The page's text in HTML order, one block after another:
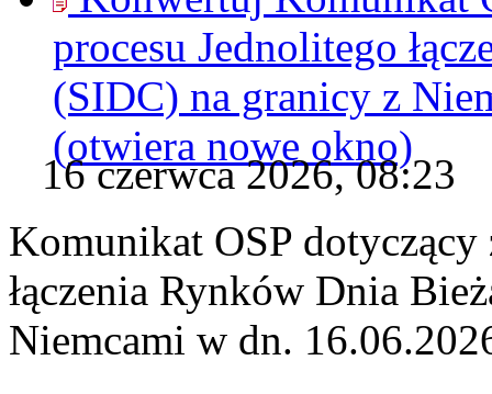
procesu Jednolitego
(SIDC) na granicy z
(otwiera nowe okno)
16 czerwca 2026, 08:23
Komunikat OSP dotyczący
łączenia Rynków Dnia
Niemcami w dn.